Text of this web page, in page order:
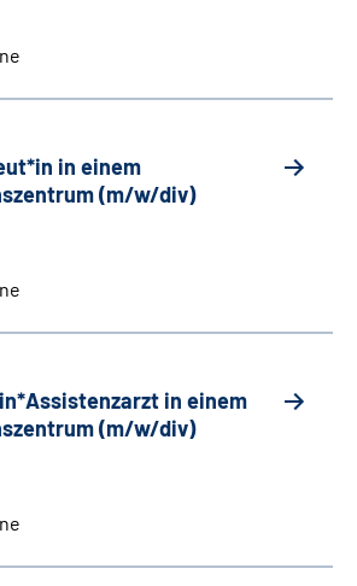
in einem
(m/w/div)
in einem
(m/w/div)